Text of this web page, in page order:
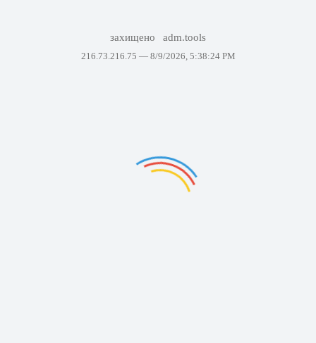
захищено adm.tools
216.73.216.75 — 8/9/2026, 5:38:24 PM